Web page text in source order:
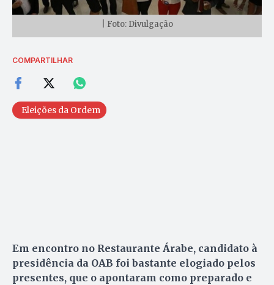
| Foto: Divulgação
COMPARTILHAR
Eleições da Ordem
Em encontro no Restaurante Árabe, candidato à
presidência da OAB foi bastante elogiado pelos
presentes, que o apontaram como preparado e